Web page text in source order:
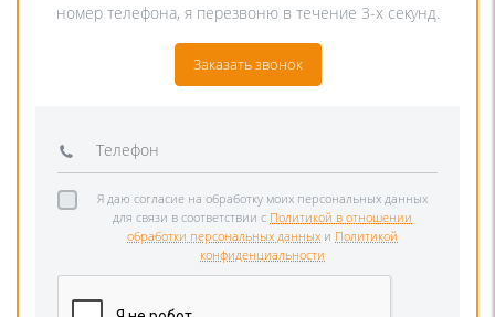
номер телефона, я перезвоню в течение 3-х секунд.
Заказать звонок
Я даю согласие на обработку моих персональных данных
для связи в соответствии с Политикой в отношении
обработки персональных данных и Политикой
конфиденциальности